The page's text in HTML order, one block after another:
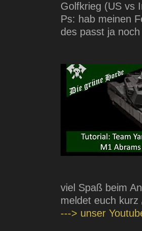
Golfkrieg (US vs
Ps: hab meinen
des passt ja
viel Spaß beim
meldet euch kurz
---> unser